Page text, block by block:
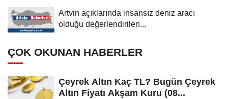
Artvin açıklarında insansız deniz aracı
olduğu değerlendirilen...
ÇOK OKUNAN HABERLER
Çeyrek Altın Kaç TL? Bugün Çeyrek
Altın Fiyatı Akşam Kuru (08...